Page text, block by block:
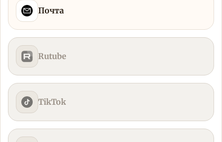
Почта
Rutube
TikTok